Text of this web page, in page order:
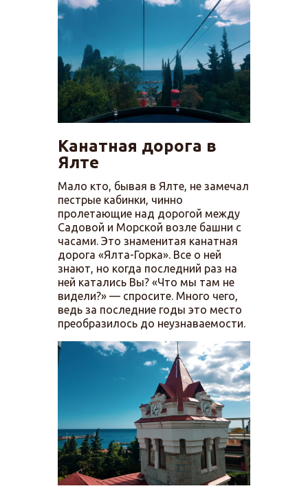
Канатная дорога в
Ялте
Мало кто, бывая в Ялте, не замечал
пестрые кабинки, чинно
пролетающие над дорогой между
Садовой и Морской возле башни с
часами. Это знаменитая канатная
дорога «Ялта-Горка». Все о ней
знают, но когда последний раз на
ней катались Вы? «Что мы там не
видели?» — спросите. Много чего,
ведь за последние годы это место
преобразилось до неузнаваемости.